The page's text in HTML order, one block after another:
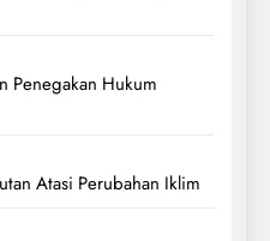
Penegakan Hukum
Atasi Perubahan Iklim